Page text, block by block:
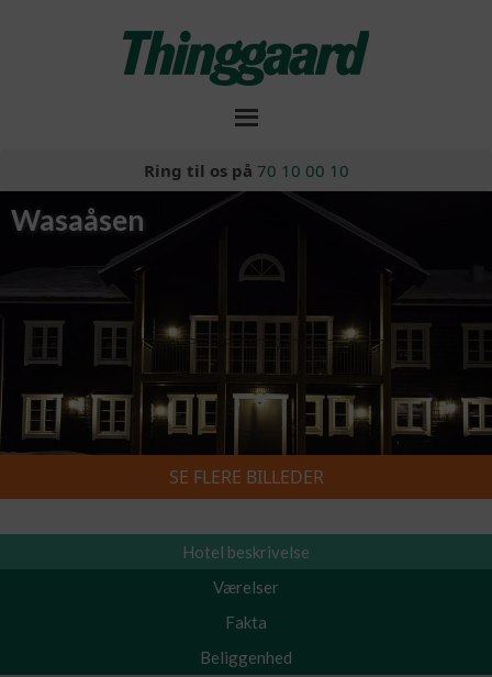
Ring til os på 70 10 00 10
Wasaåsen
SE FLERE BILLEDER
Wasaåsen
Hotel beskrivelse
Værelser
Fakta
Beliggenhed